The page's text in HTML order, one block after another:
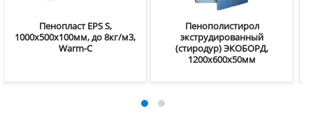
Пенопласт EPS S,
1000х500х100мм, до 8кг/м3,
Warm-C
Пенополистирол
экструдированный
(стиродур) ЭКОБОРД,
1200х600x50мм